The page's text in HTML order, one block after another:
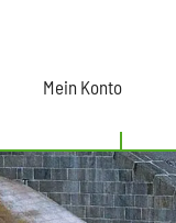
Mein Konto